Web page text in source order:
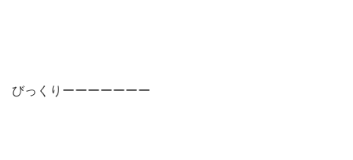
びっくりーーーーーーー